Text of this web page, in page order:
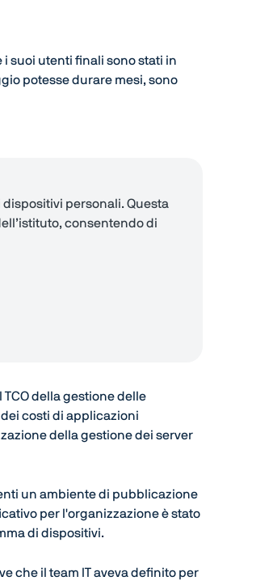
i suoi utenti finali sono stati in
potesse durare mesi, sono
personali. Questa
consentendo di
TCO della gestione delle
costi di applicazioni
della gestione dei server
un ambiente di pubblicazione
per l'organizzazione è stato
di dispositivi.
che il team IT aveva definito per